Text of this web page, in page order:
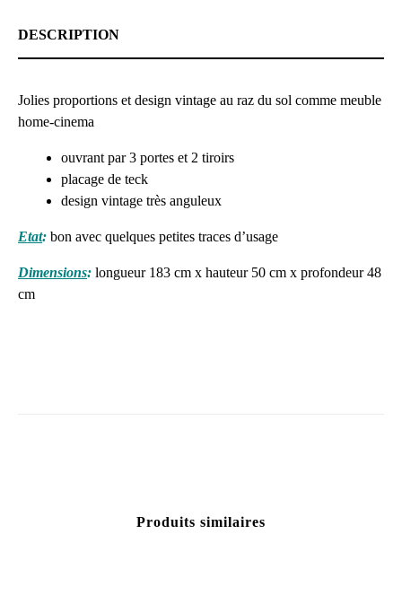
DESCRIPTION
Jolies proportions et design vintage au raz du sol comme meuble
home-cinema
ouvrant par 3 portes et 2 tiroirs
placage de teck
design vintage très anguleux
Etat: bon avec quelques petites traces d’usage
Dimensions: longueur 183 cm x hauteur 50 cm x profondeur 48
cm
Produits similaires